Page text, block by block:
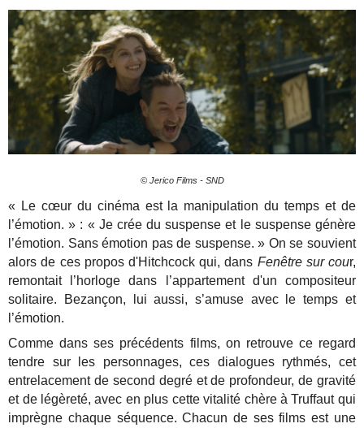
© Jerico Films - SND
« Le cœur du cinéma est la manipulation du temps et de
l’émotion. » : « Je crée du suspense et le suspense génère
l’émotion. Sans émotion pas de suspense. » On se souvient
alors de ces propos d'Hitchcock qui, dans Fenêtre sur cour,
remontait l’horloge dans l’appartement d'un compositeur
solitaire. Bezançon, lui aussi, s’amuse avec le temps et
l’émotion.
Comme dans ses précédents films, on retrouve ce regard
tendre sur les personnages, ces dialogues rythmés, cet
entrelacement de second degré et de profondeur, de gravité
et de légèreté, avec en plus cette vitalité chère à Truffaut qui
imprègne chaque séquence. Chacun de ses films est une